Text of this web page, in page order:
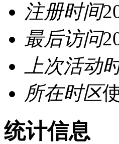
注册时间
最后访问
上次活动
所在时区
统计信息